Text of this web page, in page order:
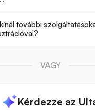
további
VAGY
Kérdezze az